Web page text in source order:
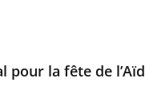
pour la fête de l’Aïd